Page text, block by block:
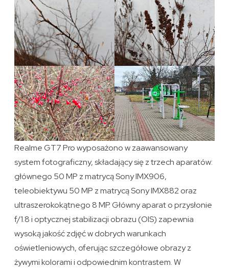
Realme GT7 Pro wyposażono w zaawansowany
system fotograficzny, składający się z trzech aparatów:
głównego 50 MP z matrycą Sony IMX906,
teleobiektywu 50 MP z matrycą Sony IMX882 oraz
ultraszerokokątnego 8 MP. Główny aparat o przysłonie
f/1.8 i optycznej stabilizacji obrazu (OIS) zapewnia
wysoką jakość zdjęć w dobrych warunkach
oświetleniowych, oferując szczegółowe obrazy z
żywymi kolorami i odpowiednim kontrastem. W